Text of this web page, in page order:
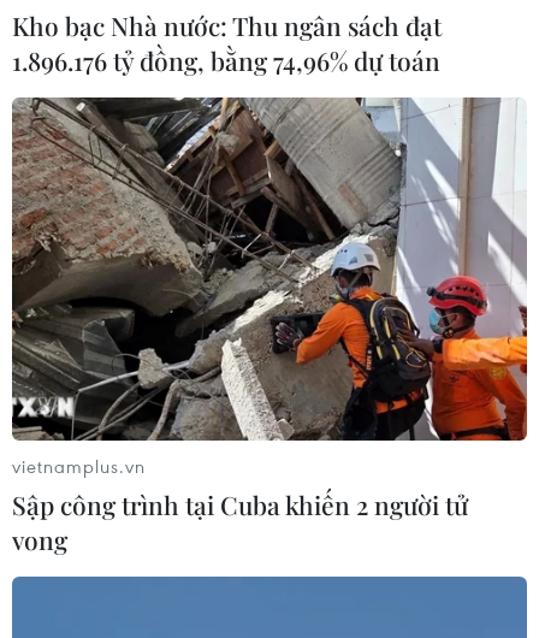
Kho bạc Nhà nước: Thu ngân sách đạt
1.896.176 tỷ đồng, bằng 74,96% dự toán
vietnamplus.vn
Sập công trình tại Cuba khiến 2 người tử
vong